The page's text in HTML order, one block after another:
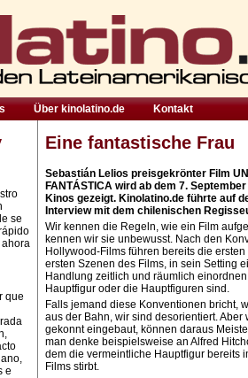
Über kinolatino.de Kontakt
se
ahora
que
e
Eine fantastische Frau
Sebastián Lelios preisgekrönter Film
FANTÁSTICA wird ab dem 7.
Kinos gezeigt. Kinolatino.de führte auf
Interview mit dem chilenischen
Wir kennen die Regeln, wie ein Film
kennen wir sie unbewusst. Nach den
Hollywood-Films führen bereits die
ersten Szenen des Films, in sein Setting
Handlung zeitlich und räumlich
Hauptfigur oder die Hauptfiguren sind.
Falls jemand diese Konventionen bricht,
aus der Bahn, wir sind desorientiert. Aber
gekonnt eingebaut, können daraus
man denke beispielsweise an Alfred
dem die vermeintliche Hauptfigur bereits
Films stirbt.